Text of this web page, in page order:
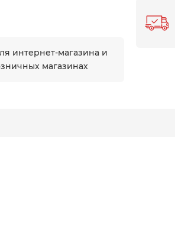
интернет-магазина и
магазинах